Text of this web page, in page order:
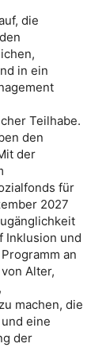
die
in ein
Teilhabe.
den
der
für
2027
Inklusion und
an
Alter,
machen, die
eine
der